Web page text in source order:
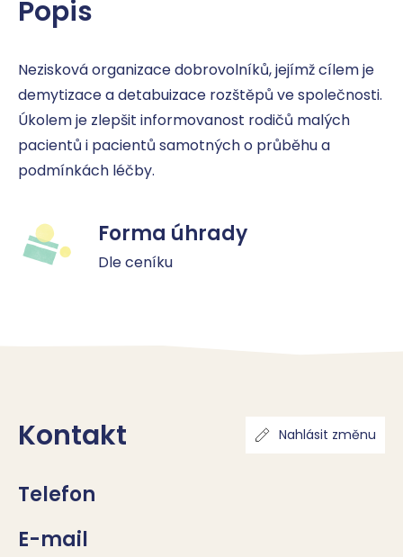
Popis
Nezisková organizace dobrovolníků, jejímž cílem je
demytizace a detabuizace rozštěpů ve společnosti.
Úkolem je zlepšit informovanost rodičů malých
pacientů i pacientů samotných o průběhu a
podmínkách léčby.
Forma úhrady
Dle ceníku
Kontakt Nahlásit změnu
Telefon
E-mail